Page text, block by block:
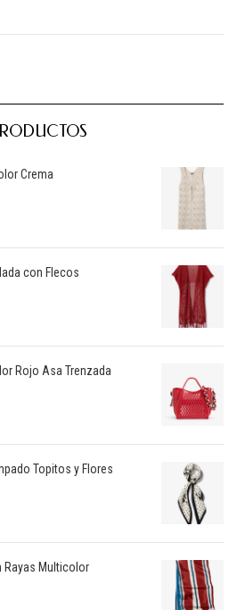
Crema
con Flecos
Rojo Asa Trenzada
Topitos y Flores
Rayas Multicolor